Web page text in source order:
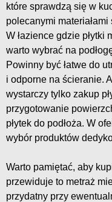
które sprawdzą się w
polecanymi
W łazience gdzie płytki
warto wybrać na
Powinny być łatwe do
i odporne na ścieranie.
wystarczy tylko zakup
przygotowanie
płytek do podłoża. W
wybór produktów
Warto pamiętać, aby
przewiduje to metraż
przydatny przy